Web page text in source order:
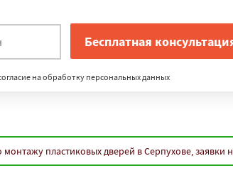
на обработку персональных данных
пластиковых дверей в Серпухове, заявки